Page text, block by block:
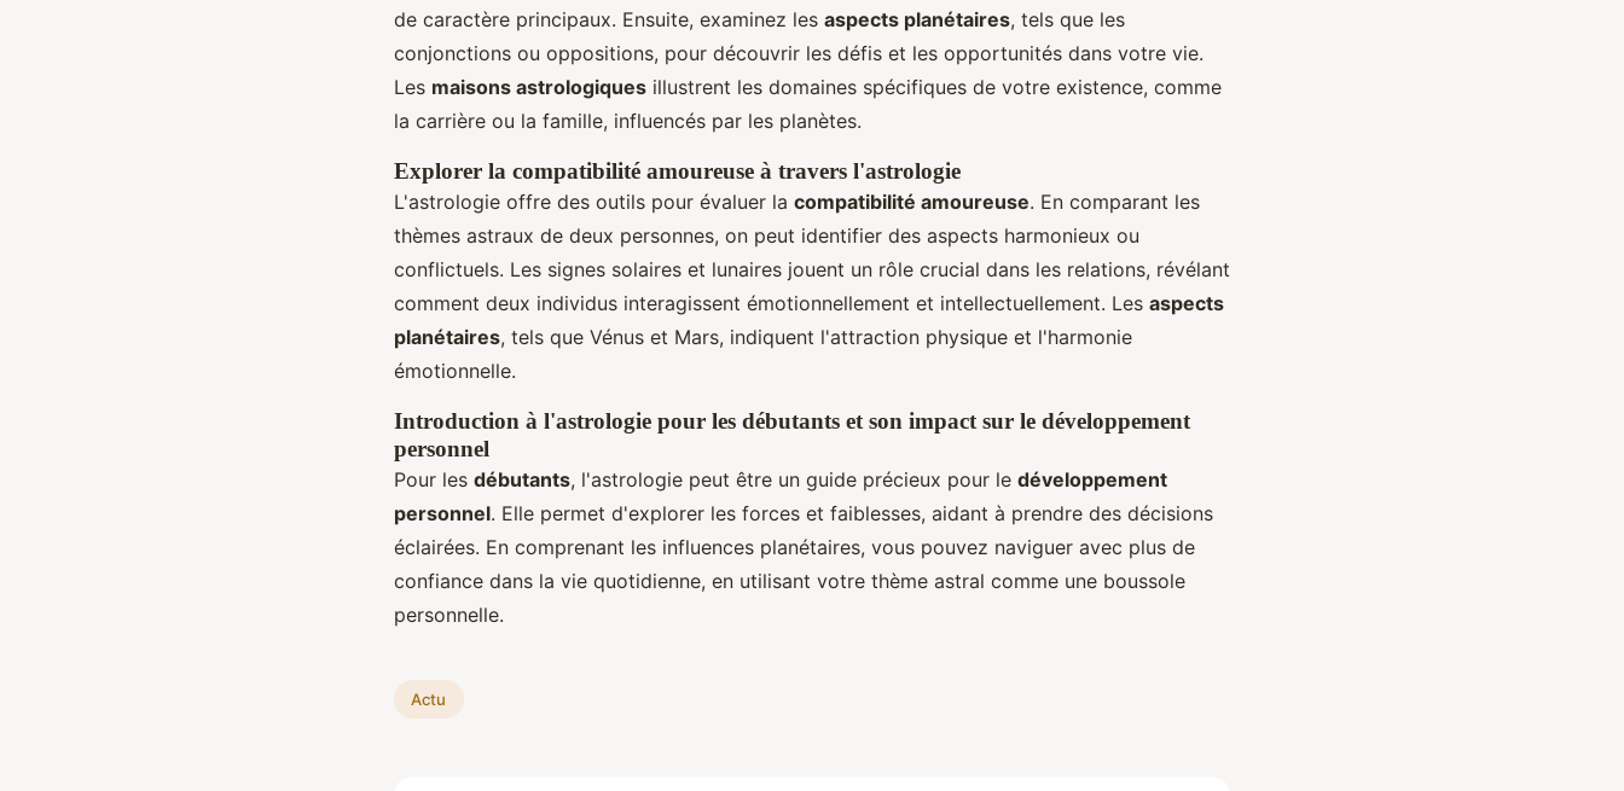
de caractère principaux. Ensuite, examinez les aspects planétaires, tels que les
conjonctions ou oppositions, pour découvrir les défis et les opportunités dans votre vie.
Les maisons astrologiques illustrent les domaines spécifiques de votre existence, comme
la carrière ou la famille, influencés par les planètes.
Explorer la compatibilité amoureuse à travers l'astrologie
L'astrologie offre des outils pour évaluer la compatibilité amoureuse. En comparant les
thèmes astraux de deux personnes, on peut identifier des aspects harmonieux ou
conflictuels. Les signes solaires et lunaires jouent un rôle crucial dans les relations, révélant
comment deux individus interagissent émotionnellement et intellectuellement. Les aspects
planétaires, tels que Vénus et Mars, indiquent l'attraction physique et l'harmonie
émotionnelle.
Introduction à l'astrologie pour les débutants et son impact sur le développement
personnel
Pour les débutants, l'astrologie peut être un guide précieux pour le développement
personnel. Elle permet d'explorer les forces et faiblesses, aidant à prendre des décisions
éclairées. En comprenant les influences planétaires, vous pouvez naviguer avec plus de
confiance dans la vie quotidienne, en utilisant votre thème astral comme une boussole
personnelle.
Actu